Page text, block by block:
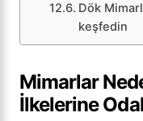
Dök
keşfedin
Mimarlar
İlkelerine